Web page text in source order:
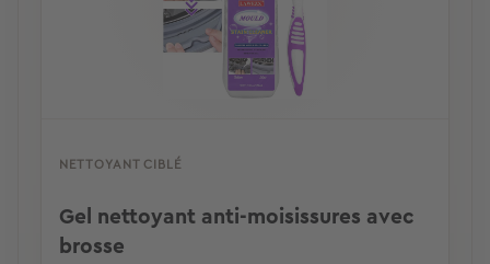
NETTOYANT CIBLÉ
Gel nettoyant anti-moisissures avec
brosse